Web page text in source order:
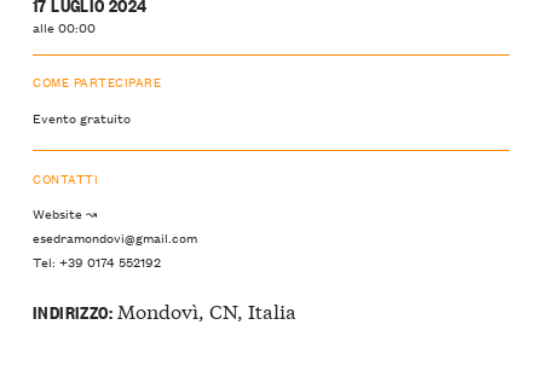
alle 00:00
COME PARTECIPARE
Evento gratuito
CONTATTI
Website ↝
esedramondovi@gmail.com
Tel: +39 0174 552192
INDIRIZZO:Mondovì, CN, Italia